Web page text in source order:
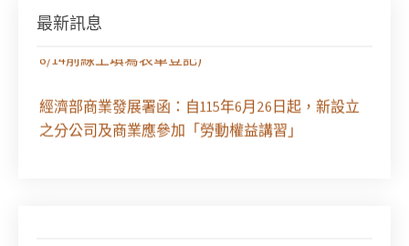
最新訊息
徵求參與115年教師法律諮詢補助計畫人才庫(請於
8/14前線上填寫表單登記)
經濟部商業發展署函：自115年6月26日起，新設立
之分公司及商業應參加「勞動權益講習」